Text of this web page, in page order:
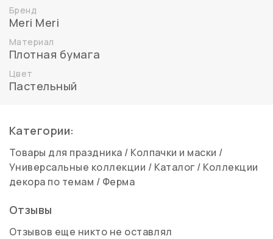
Бренд
Meri Meri
Материал
Плотная бумага
Цвет
Пастельный
Категории:
Товары для праздника / Колпачки и маски /
Универсальные коллекции / Каталог / Коллекции
декора по темам / Ферма
Отзывы
Отзывов еще никто не оставлял